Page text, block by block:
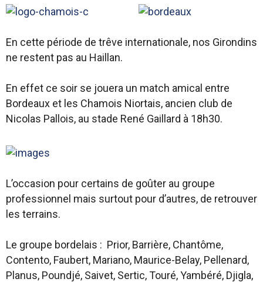
En cette période de trêve internationale, nos Girondins
ne restent pas au Haillan.
En effet ce soir se jouera un match amical entre
Bordeaux et les Chamois Niortais, ancien club de
Nicolas Pallois, au stade René Gaillard à 18h30.
L’occasion pour certains de goûter au groupe
professionnel mais surtout pour d’autres, de retrouver
les terrains.
Le groupe bordelais : Prior, Barrière, Chantôme,
Contento, Faubert, Mariano, Maurice-Belay, Pellenard,
Planus, Poundjé, Saivet, Sertic, Touré, Yambéré, Djigla,